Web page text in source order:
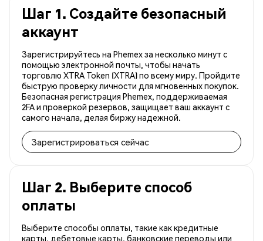
Шаг 1. Создайте безопасный
аккаунт
Зарегистрируйтесь на Phemex за несколько минут с
помощью электронной почты, чтобы начать
торговлю XTRA Token (XTRA) по всему миру. Пройдите
быструю проверку личности для мгновенных покупок.
Безопасная регистрация Phemex, поддерживаемая
2FA и проверкой резервов, защищает ваш аккаунт с
самого начала, делая биржу надежной.
Зарегистрироваться сейчас
Шаг 2. Выберите способ
оплаты
Выберите способы оплаты, такие как кредитные
карты, дебетовые карты, банковские переводы или